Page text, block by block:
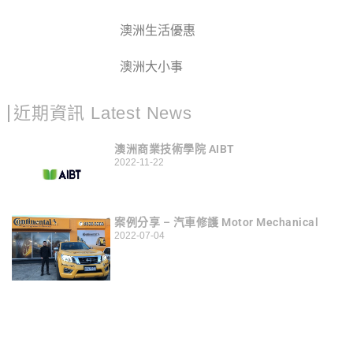
澳洲生活優惠
澳洲大小事
近期資訊 Latest News
澳洲商業技術學院 AIBT
2022-11-22
案例分享 – 汽車修護 Motor Mechanical
2022-07-04